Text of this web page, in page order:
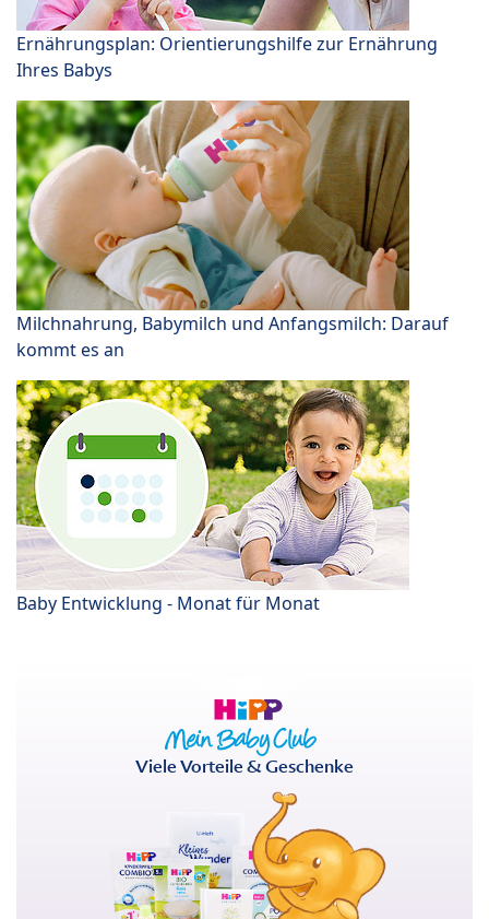
Ernährungsplan: Orientierungshilfe zur Ernährung
Ihres Babys
Milchnahrung, Babymilch und Anfangsmilch: Darauf
kommt es an
Baby Entwicklung - Monat für Monat
Viele Vorteile & Geschenke